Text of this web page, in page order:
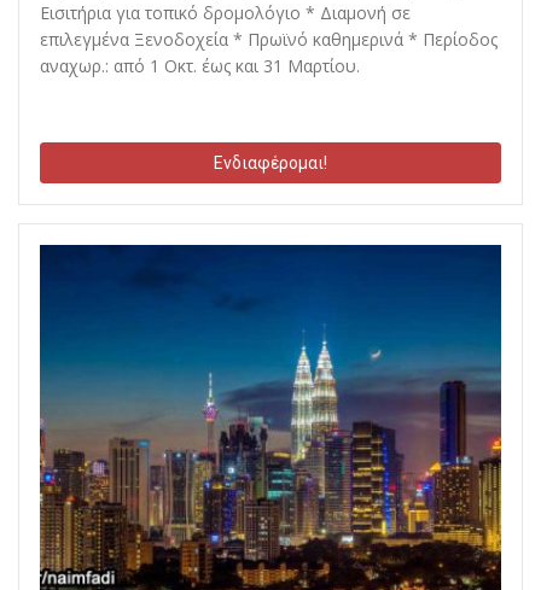
Εισιτήρια για τοπικό δρομολόγιο * Διαμονή σε
επιλεγμένα Ξενοδοχεία * Πρωϊνό καθημερινά * Περίοδος
αναχωρ.: από 1 Οκτ. έως και 31 Μαρτίου.
Ενδιαφέρομαι!